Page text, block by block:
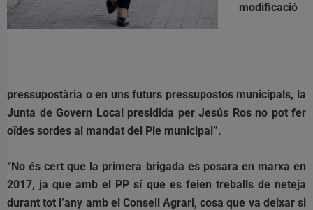
modificació
pressupostària o en uns futurs pressupostos municipals, la
Junta de Govern Local presidida per Jesús Ros no pot fer
oïdes sordes al mandat del Ple municipal”.
“No és cert que la primera brigada es posara en marxa en
2017, ja que amb el PP sí que es feien treballs de neteja
durant tot l’any amb el Consell Agrari, cosa que va deixar si